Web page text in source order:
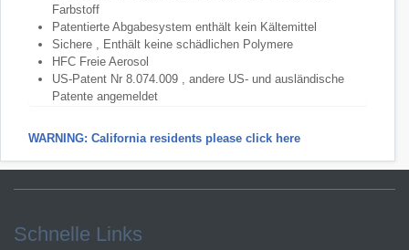
Farbstoff
Patentierte Abgabesystem enthält kein Kältemittel
Sichere , Enthält keine schädlichen Polymere
HFC Freie Aerosol
US-Patent Nr 8.074.009 , andere US- und ausländische
Patente angemeldet
WARNING: California residents please click here
Schnelle Links